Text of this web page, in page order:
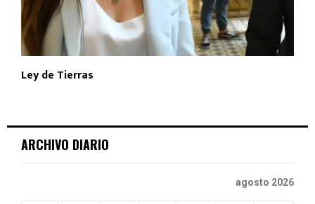
Ley de Tierras
ARCHIVO DIARIO
agosto 2026